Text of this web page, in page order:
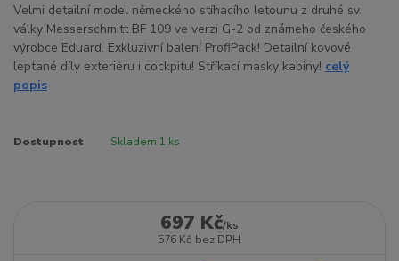
Velmi detailní model německého stíhacího letounu z druhé sv.
války Messerschmitt BF 109 ve verzi G-2 od známeho českého
výrobce Eduard. Exkluzivní balení ProfiPack! Detailní kovové
leptané díly exteriéru i cockpitu! Stříkací masky kabiny! celý
popis
Dostupnost Skladem 1 ks
697 Kč/ks
576 Kč bez DPH